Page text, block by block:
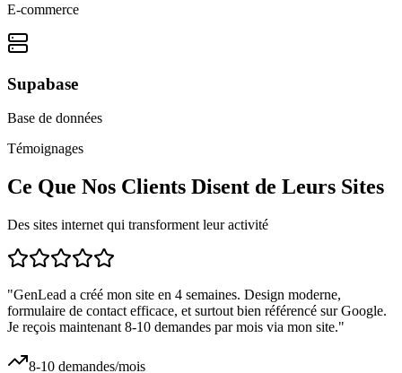
E-commerce
Supabase
Base de données
Témoignages
Ce Que Nos Clients Disent de Leurs Sites
Des sites internet qui transforment leur activité
"GenLead a créé mon site en 4 semaines. Design moderne,
formulaire de contact efficace, et surtout bien référencé sur Google.
Je reçois maintenant 8-10 demandes par mois via mon site."
8-10 demandes/mois